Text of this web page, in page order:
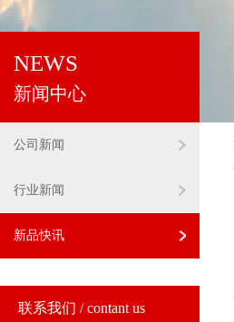
NEWS
新闻中心
公司新闻
行业新闻
新品快讯
联系我们 / contant us